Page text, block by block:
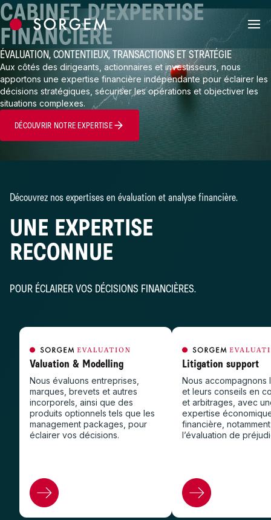
Skip to content
CABINET D’EXPERTISE
FINANCIÈRE
ÉVALUATION, CONTENTIEUX, TRANSACTIONS ET STRATÉGIE
Aux côtés des dirigeants, actionnaires et investisseurs, nous
apportons une expertise financière indépendante pour éclairer les
décisions stratégiques, sécuriser les opérations et objectiver les
situations complexes.
DÉCOUVRIR NOTRE EXPERTISE
Découvrez nos expertises en évaluation et analyse financière.
UNE EXPERTISE
RECONNUE
POUR ÉCLAIRER VOS DÉCISIONS FINANCIÈRES.
Valuation & Modelling
Nous évaluons entreprises,
marques, brevets et autres
incorporels, ainsi que des
produits optionnels tels que les
management packages, pour
éclairer vos décisions.
Litigation support
Nous accompagnons
et leurs conseils en
et arbitrages, avec
expertise
financière,
l’évaluation de